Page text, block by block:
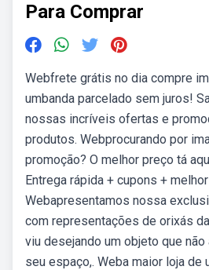
Para Comprar
Webfrete grátis no dia compre
umbanda parcelado sem juros!
nossas incríveis ofertas e
produtos. Webprocurando por
promoção? O melhor preço tá
Entrega rápida + cupons +
Webapresentamos nossa
com representações de orixás
viu desejando um objeto que
seu espaço,. Weba maior loja de